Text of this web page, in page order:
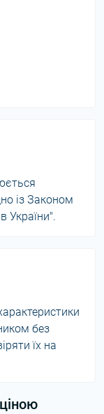
із Законом
України".
без
їх на